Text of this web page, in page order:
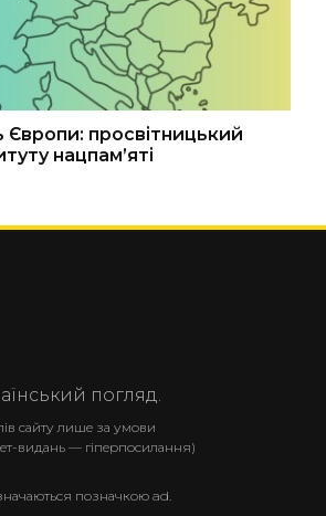
Європи: просвітницький
нацпам’яті
погляд.
сайту лише за умови
видань — гіперпосилання)
позначкою ad.